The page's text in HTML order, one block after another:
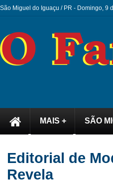
São Miguel do Iguaçu / PR - Domingo, 9
MAIS + SÃO
Editorial de
Revela